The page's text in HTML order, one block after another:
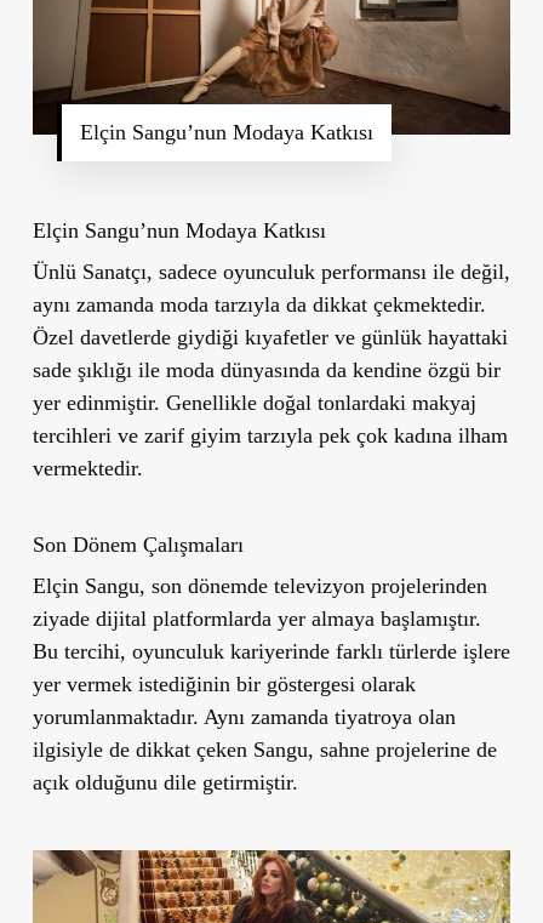
Elçin Sangu’nun Modaya Katkısı
Elçin Sangu’nun Modaya Katkısı
Ünlü Sanatçı, sadece oyunculuk performansı ile değil,
aynı zamanda moda tarzıyla da dikkat çekmektedir.
Özel davetlerde giydiği kıyafetler ve günlük hayattaki
sade şıklığı ile moda dünyasında da kendine özgü bir
yer edinmiştir. Genellikle doğal tonlardaki makyaj
tercihleri ve zarif giyim tarzıyla pek çok kadına ilham
vermektedir.
Son Dönem Çalışmaları
Elçin Sangu, son dönemde televizyon projelerinden
ziyade dijital platformlarda yer almaya başlamıştır.
Bu tercihi, oyunculuk kariyerinde farklı türlerde işlere
yer vermek istediğinin bir göstergesi olarak
yorumlanmaktadır. Aynı zamanda tiyatroya olan
ilgisiyle de dikkat çeken Sangu, sahne projelerine de
açık olduğunu dile getirmiştir.